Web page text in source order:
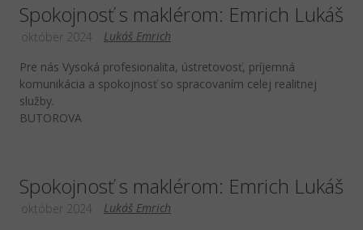
Spokojnosť s maklérom: Emrich Lukáš
Lukáš Emrich
október 2024
Pre nás Vysoká profesionalita, ústretovosť, príjemná
komunikácia a spokojnosť so spracovaním celej realitnej
služby.
BUTOROVA
Spokojnosť s maklérom: Emrich Lukáš
Lukáš Emrich
október 2024